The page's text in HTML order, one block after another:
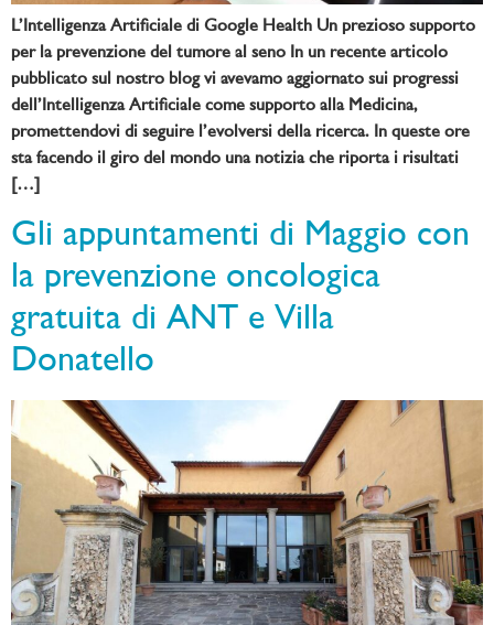
L’Intelligenza Artificiale di Google Health Un prezioso supporto
per la prevenzione del tumore al seno In un recente articolo
pubblicato sul nostro blog vi avevamo aggiornato sui progressi
dell’Intelligenza Artificiale come supporto alla Medicina,
promettendovi di seguire l’evolversi della ricerca. In queste ore
sta facendo il giro del mondo una notizia che riporta i risultati
[…]
Gli appuntamenti di Maggio con
la prevenzione oncologica
gratuita di ANT e Villa
Donatello